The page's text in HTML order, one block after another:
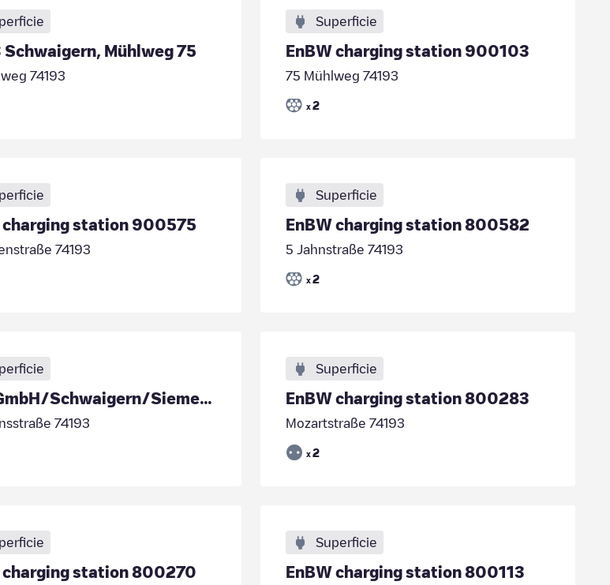
Schwaigern, Mühlweg 75
74193
Superficie
EnBW charging station 900103
75 Mühlweg 74193
x 2
charging station 900575
74193
Superficie
EnBW charging station 800582
5 Jahnstraße 74193
x 2
eliso GmbH/Schwaigern/Siemensstr. 2/
74193
Superficie
EnBW charging station 800283
Mozartstraße 74193
x 2
charging station 800270
Superficie
EnBW charging station 800113